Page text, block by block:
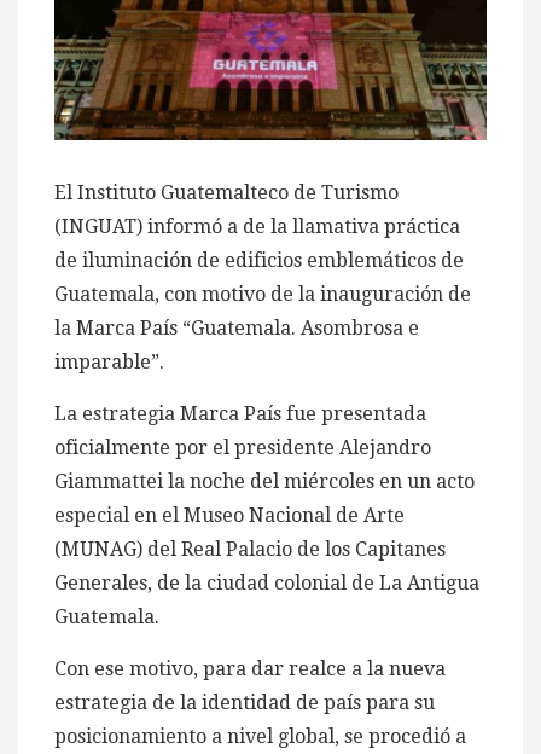
El Instituto Guatemalteco de Turismo
(INGUAT) informó a de la llamativa práctica
de iluminación de edificios emblemáticos de
Guatemala, con motivo de la inauguración de
la Marca País “Guatemala. Asombrosa e
imparable”.
La estrategia Marca País fue presentada
oficialmente por el presidente Alejandro
Giammattei la noche del miércoles en un acto
especial en el Museo Nacional de Arte
(MUNAG) del Real Palacio de los Capitanes
Generales, de la ciudad colonial de La Antigua
Guatemala.
Con ese motivo, para dar realce a la nueva
estrategia de la identidad de país para su
posicionamiento a nivel global, se procedió a